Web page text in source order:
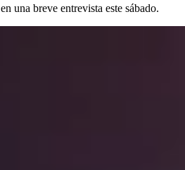
una breve entrevista este sábado.